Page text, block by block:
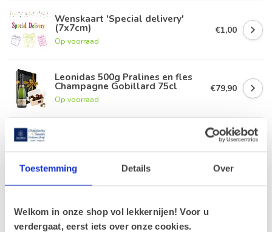
Toestemming Details Over
Welkom in onze shop vol lekkernijen! Voor u
verdergaat, eerst iets over onze cookies.
Wenskaart 'Special delivery'
(7x7cm)
Op voorraad
€1,00
Leonidas 500g Pralines en fles
Champagne Gobillard 75cl
Op voorraad
€79,90
€40,00
Op voorraad